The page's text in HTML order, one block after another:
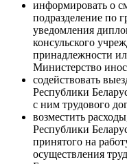
информировать о
подразделение по
уведомления
консульского
принадлежности
Министерство
содействовать
Республики
с ним трудового
возместить
Республики
принятого на
осуществления